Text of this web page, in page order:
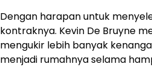
Dengan harapan untuk
kontraknya. Kevin De Bruyne
mengukir lebih banyak
menjadi rumahnya selama